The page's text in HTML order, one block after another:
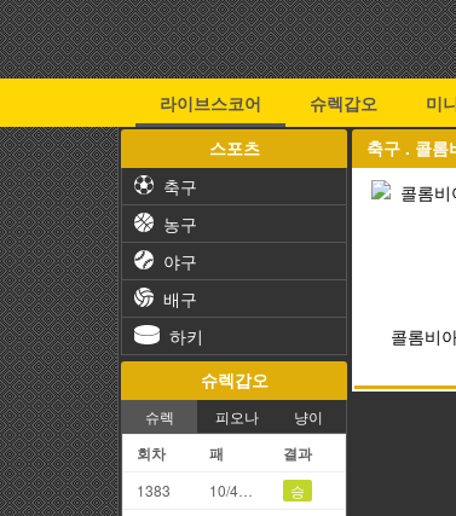
라이브스코어 슈렉갑오 미
스포츠
축구
농구
야구
배구
하키
슈렉갑오
슈렉 피오나 냥이
회차 패 결과
1383 10/4=4끗
승
축구 . 콜롬
콜롬비